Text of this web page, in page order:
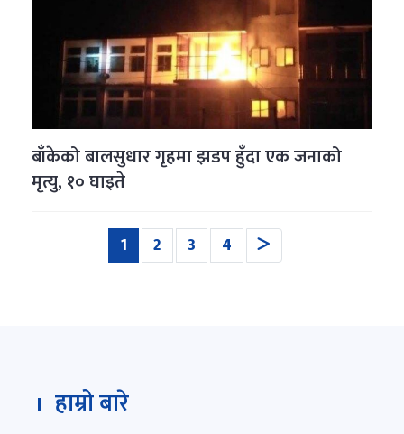
बाँकेको बालसुधार गृहमा झडप हुँदा एक जनाको
मृत्यु, १० घाइते
1(current)
2 3 4
हाम्रो बारे